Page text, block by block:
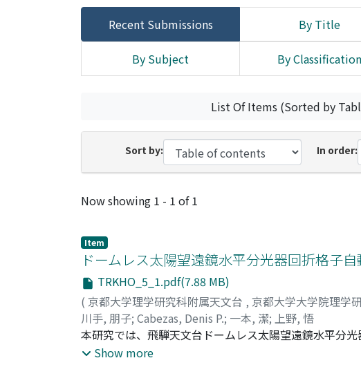
Recent Submissions By Title
By Subject By Classification
List Of Items (Sorted by
Sort by: In order:
Recent Submissions
Now showing 1 - 1 of 1
Item
ドームレス太陽望遠鏡水平分光器回折格子
TRKHO_5_1.pdf(7.88 MB)
( 京都大学理学研究科附属天文台 , 京都大学大学院理学
川手, 朋子; Cabezas, Denis P.; ⼀本, 潔; 上野, 悟
本研究では、飛騨天文台ドームレス太陽望遠鏡水平分
る。ハードウェアとしてデジタルIO、フォトカプラ回
観測PCからCarl Zeiss製ドームレス太陽望遠鏡全体制
Show more